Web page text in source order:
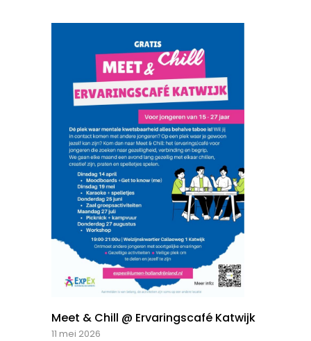
Meet & Chill @ Ervaringscafé Katwijk
11 mei 2026